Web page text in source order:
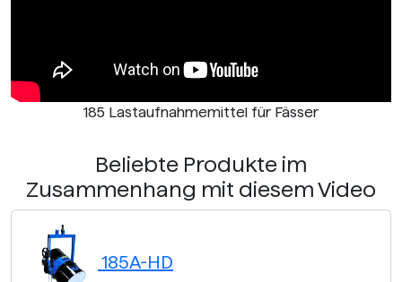
185 Lastaufnahmemittel für Fässer
Beliebte Produkte im
Zusammenhang mit diesem Video
185A-HD